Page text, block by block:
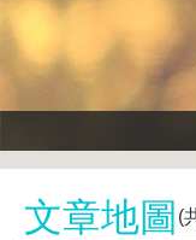
文章地圖 (